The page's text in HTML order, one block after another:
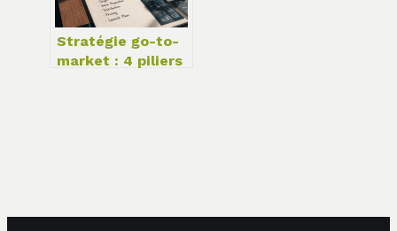
Stratégie go-to-
market : 4 piliers